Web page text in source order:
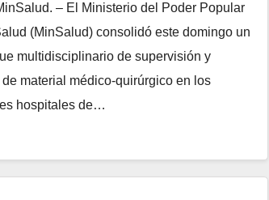
– El Ministerio del Poder Popular
(MinSalud) consolidó este domingo un
multidisciplinario de supervisión y
material médico-quirúrgico en los
hospitales de…